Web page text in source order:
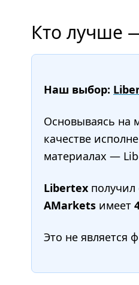
Кто лучше
Наш выбор:
Основываясь на
качестве
материалах —
Libertex получил
AMarkets имеет
Это не является